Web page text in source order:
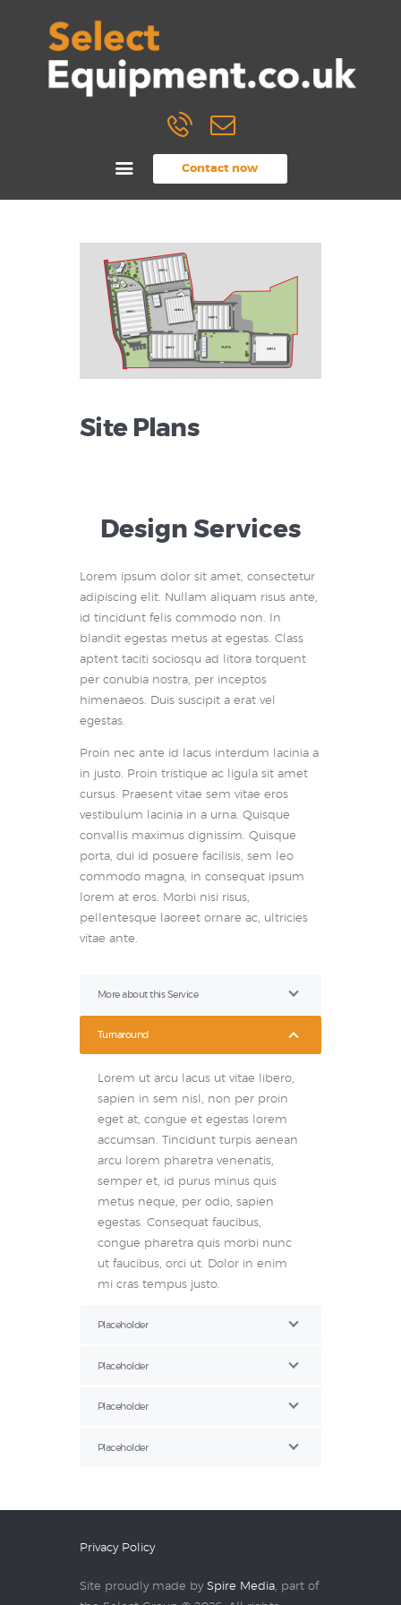
Contact now
About
Design
Delivery & FAQ
Contact
01732 873720
sales@selectequipment.co.uk
Site Plans
Design Services
Lorem ipsum dolor sit amet, consectetur
adipiscing elit. Nullam aliquam risus ante,
id tincidunt felis commodo non. In
blandit egestas metus at egestas. Class
aptent taciti sociosqu ad litora torquent
per conubia nostra, per inceptos
himenaeos. Duis suscipit a erat vel
egestas.
Proin nec ante id lacus interdum lacinia a
in justo. Proin tristique ac ligula sit amet
cursus. Praesent vitae sem vitae eros
vestibulum lacinia in a urna. Quisque
convallis maximus dignissim. Quisque
porta, dui id posuere facilisis, sem leo
commodo magna, in consequat ipsum
lorem at eros. Morbi nisi risus,
pellentesque laoreet ornare ac, ultricies
vitae ante.
More about this Service
Turnaround
Lorem ut arcu lacus ut vitae libero,
sapien in sem nisl, non per proin
eget at, congue et egestas lorem
accumsan. Tincidunt turpis aenean
arcu lorem pharetra venenatis,
semper et, id purus minus quis
metus neque, per odio, sapien
egestas. Consequat faucibus,
congue pharetra quis morbi nunc
ut faucibus, orci ut. Dolor in enim
mi cras tempus justo.
Placeholder
Placeholder
Placeholder
Placeholder
Privacy Policy
Site proudly made by Spire Media , part of